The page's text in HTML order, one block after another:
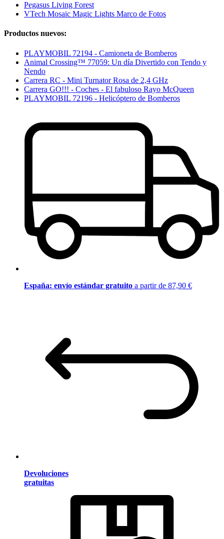
Pegasus Living Forest
VTech Mosaic Magic Lights Marco de Fotos
Productos nuevos:
PLAYMOBIL 72194 - Camioneta de Bomberos
Animal Crossing™ 77059: Un día Divertido con Tendo y
Nendo
Carrera RC - Mini Turnator Rosa de 2,4 GHz
Carrera GO!!! - Coches - El fabuloso Rayo McQueen
PLAYMOBIL 72196 - Helicóptero de Bomberos
España: envío estándar gratuito a partir de 87,90 €
Devoluciones
gratuitas